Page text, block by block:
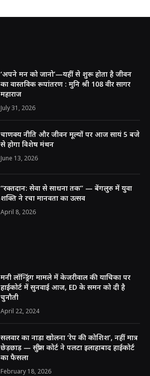
‘अपने मन को जानो’—यहीं से शुरू होता है जीवन
का वास्तविक रूपांतरण : मुनि श्री 108 वीर सागर
महाराज
July 31, 2026
चाणक्य नीति और जीवन मूल्यों पर आज सायं 5 बजे
से होगा विशेष मंथन
June 13, 2026
“रक्तदान: सेवा से साधना तक” — बेंगलुरु में युवा
शक्ति ने रचा मानवता का उत्सव
April 8, 2026
मनी लॉन्ड्रिंग मामले में केजरीवाल की याचिका पर
हाईकोर्ट में सुनवाई आज, ED के समन को दी है
चुनौती
April 22, 2024
सलवार का नाड़ा खोलना ‘रेप की कोशिश’, नहीं मात्र
छेड़छाड़ — सुप्रीम कोर्ट ने पलटा इलाहाबाद हाईकोर्ट
का फैसला
February 18, 2026